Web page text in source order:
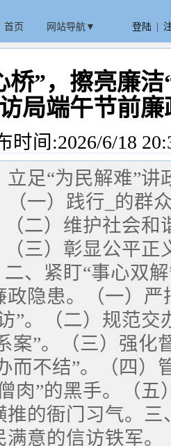
首页 网站导航▼ 登陆
桥”，擦亮廉
局端午节前
时间:2026/6/18
立足“为民解难”
（一）践行_的群
（二）维护社会
（三）彰显公平
二、紧盯“事心双
政隐患。（一）
”。（二）规范
案”。（三）强
而不结”。（四
肉”的黑手。（
推的衙门习气。三
满意的信访铁军